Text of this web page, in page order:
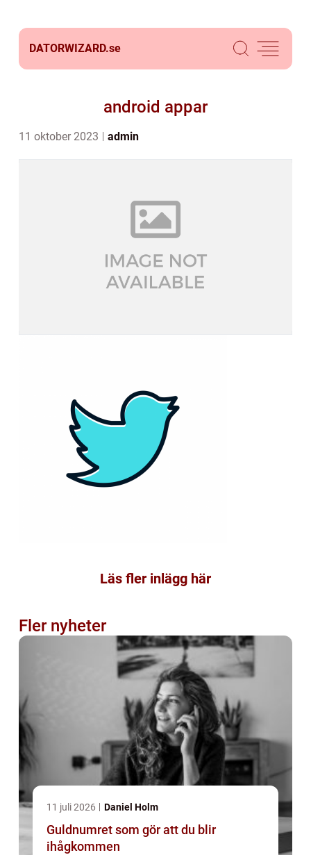
DATORWIZARD.se
android appar
11 oktober 2023 admin
Läs fler inlägg här
Fler nyheter
11 juli 2026 Daniel Holm
Guldnumret som gör att du blir
ihågkommen